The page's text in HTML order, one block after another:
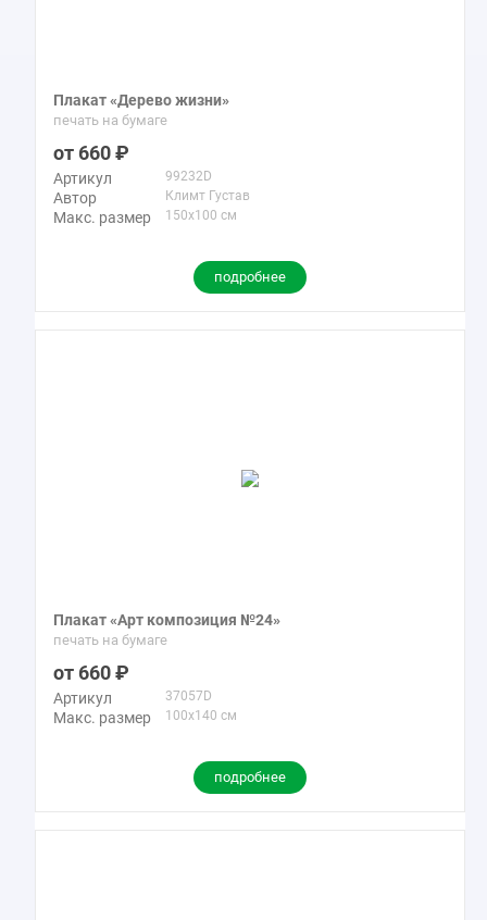
Плакат «Дерево жизни»
печать на бумаге
660
Артикул 99232D
Автор Климт Густав
Макс. размер 150x100 см
подробнее
Плакат «Арт композиция №24»
печать на бумаге
660
Артикул 37057D
Макс. размер 100x140 см
подробнее